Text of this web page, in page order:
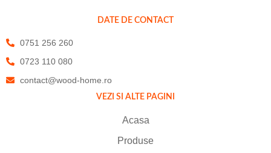
DATE DE CONTACT
0751 256 260
0723 110 080
contact@wood-home.ro
VEZI SI ALTE PAGINI
Acasa
Produse